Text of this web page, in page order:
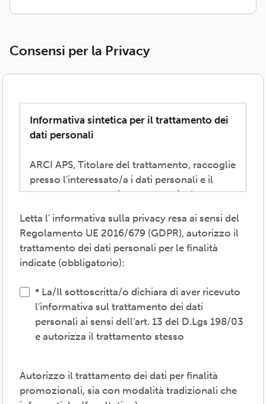
Consensi per la Privacy
Informativa sintetica per il trattamento dei
dati personali
ARCI APS, Titolare del trattamento, raccoglie
presso l'interessato/a i dati personali e il
consenso necessari per consentire la
perseguire i valori propri del movimento
ARCI e affermati negli atti associativi
fondamentali -anche mediante attività,
convenzioni e servizi-, provvedere agli
vigenti, inviare comunicazioni promozionali.
Il trattamento verrà effettuato: con modalità
cartacea e/o informatica; in modo lecito,
interni e/o comunicando i dati a soggetti
esterni (amministrazioni/autorità; fornitori di
Letta l' informativa sulla privacy resa ai sensi del
Regolamento UE 2016/679 (GDPR), autorizzo il
trattamento dei dati personali per le finalità
indicate (obbligatorio):
La/Il sottoscritta/o dichiara di aver ricevuto
l'informativa sul trattamento dei dati
personali ai sensi dell'art. 13 del D.Lgs 198/03
e autorizza il trattamento stesso
Autorizzo il trattamento dei dati per finalità
promozionali, sia con modalità tradizionali che